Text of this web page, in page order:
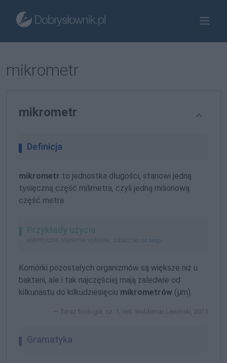
mikrometr
mikrometr
Definicja
mikrometr to jednostka długości, stanowi jedną
tysięczną część milimetra, czyli jedną milionową
część metra
Przykłady użycia
autentyczne, starannie wybrane, zobacz też na blogu
Komórki pozostałych organizmów są większe niż u
bakterii, ale i tak najczęściej mają zaledwie od
kilkunastu do kilkudziesięciu mikrometrów (µm).
Teraz biologia, cz. 1, red. Waldemar Lewiński, 2013
Gramatyka